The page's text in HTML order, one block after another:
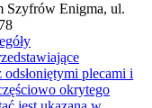
Szyfrów Enigma, ul.